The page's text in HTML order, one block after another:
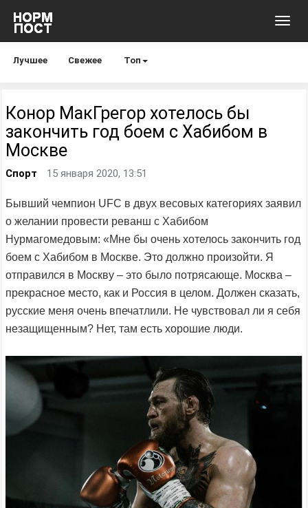
Лучшее Свежее Топ
Конор МакГрегор хотелось бы
закончить год боем с Хабибом в
Москве
Спорт 15 января 2020, 13:51
Бывший чемпион UFC в двух весовых категориях заявил
о желании провести реванш с Хабибом
Нурмагомедовым: «Мне бы очень хотелось закончить год
боем с Хабибом в Москве. Это должно произойти. Я
отправился в Москву – это было потрясающе. Москва –
прекрасное место, как и Россия в целом. Должен сказать,
русские меня очень впечатлили. Не чувствовал ли я себя
незащищенным? Нет, там есть хорошие люди.